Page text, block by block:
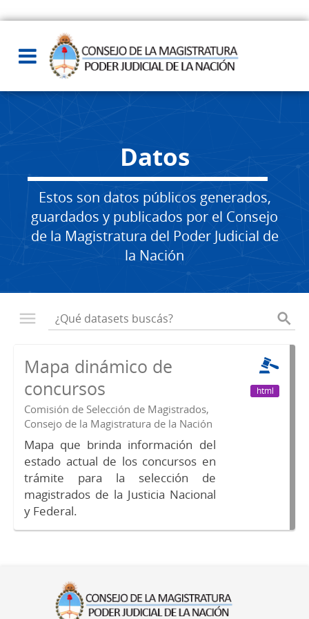
Datos
Estos son datos públicos generados,
guardados y publicados por el Consejo
de la Magistratura del Poder Judicial de
la Nación
Mapa dinámico de
concursos
Comisión de Selección de Magistrados,
Consejo de la Magistratura de la Nación
Mapa que brinda información del
estado actual de los concursos en
trámite para la selección de
magistrados de la Justicia Nacional
y Federal.
html